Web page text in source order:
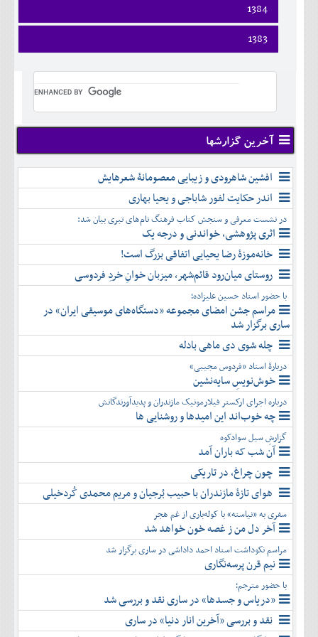
بهمن
اسفند
آذر
دی
بهمن
مهر
آبان
آذر
دی
بهمن
مرداد
شهريور
مهر
آبان
آذر
خرداد
تير
مرداد
شهريور
مهر
دی
بهمن
اسفند
فروردين
ارديبهشت
خرداد
تير
مرداد
آبان
آذر
دی
بهمن
اسفند
1384
فروردين
ارديبهشت
خرداد
شهريور
مهر
آبان
آذر
دی
بهمن
اسفند
1383
فروردين
تير
مرداد
شهريور
مهر
آبان
آذر
دی
بهمن
اسفند
آخرین گزارشها
افشین شاهرودی و زیبایی معصومانۀ شعرهایش
اندر حکایت لفور شاباجی و یحیا بهاری
در نشست معرفی و سنجش کتاب فرهنگ نام‌های تبری بیان شد:
اثری پژوهشی، خواندنی و درجه یک
خانه‌موزۀ رضا یحیایی اتفاقی بزرگ است!
روستای میان‌رود قائم‌شهر، میزبان خوانِ خردِ فردوسی
با حضور استاد حسین علیزاده؛
مراسم جشن امضای مجموعه «دستگاه‌های موسیقی ایران» در
ساری برگزار شد
چله شوی دی ماهی بادله
دربارۀ استاد «فردوس مجیبی»
خوش‌نویسِ سایه‌نشین
درباره اجرای ارکستر فیلارمونیک مازندران و پدیدآورندگانش
چه خوب‌اند این امیدها و روشنایی ها
گزارشِ سیل سوادکوه
آن شب که باران آمد
چون چراغ، در تاریکی
هوای تازۀ مازندران با حبیب بُرجیان و مریم محمدی کُردخیلی
سفری به «نیاسته» با کوله‌باری از غم هجر
آخر دل من ز غصه خون خواهد شد
مراسم نکوداشت استاد احمد داداشی در ساری برگزار شد
نیم قرن پرسه‌نگاری
با حضور مترجم؛
«دریاس و جسدها» در ساری نقد و بررسی شد
نقد و بررسی «آخرین انار دنیا» در ساری